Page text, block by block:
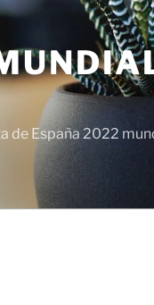
España 2022